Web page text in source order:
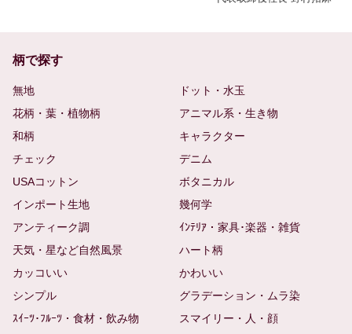
柄で探す
無地
ドット・水玉
花柄・葉・植物柄
アニマル系・生き物
和柄
キャラクター
チェック
デニム
USAコットン
ボタニカル
インポート生地
幾何学
アンティーク調
ｲﾝﾃﾘｱ・家具･楽器・雑貨
天気・星など自然風景
ハート柄
カッコいい
かわいい
シンプル
グラデーション・ムラ染
ｽｲｰﾂ･ﾌﾙｰﾂ・食材・飲み物
スマイリー・人・顔